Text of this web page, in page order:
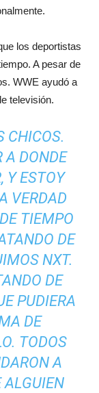
los deportistas
A pesar de
WWE ayudó a
televisión.
CHICOS.
A DONDE
Y ESTOY
VERDAD
TIEMPO
DE
NXT.
DE
PUDIERA
DE
TODOS
A
ALGUIEN